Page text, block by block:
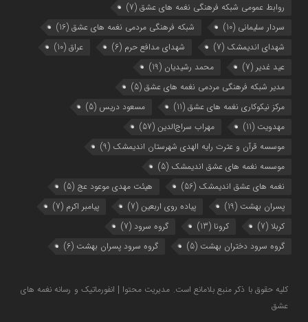
روابط عمومی شبکه فرهنگی نغمه های عشق (7)
سردار سلیمانی (10) شبکه فرهنگی مردمی نغمه های عشق (16)
شهدای اندیمشک (7) شهدای مدافع حرم (6) عراق (10)
عید غدیر (7) محمد رشیدیان (19)
مدیر شبکه فرهنگی مردمی نغمه های عشق (5)
مرکز نیکوکاری نغمه های عشق (11) مسعود دریس (5)
مهدویت (11) مهراب سراج‌الدین (57)
موسسه قرآن و عترت رایه الهدی شهرستان اندیمشک (9)
موسسه نغمه های عشق اندیمشک (5)
نغمه های عشق اندیمشک (56) هیئت مهدی موعود عج (5)
پسران بهشت (19) پیاده روی اربعین (7) پیامبر اکرم (7)
کربلا (7) کرونا (13) گروه سرود (7)
گروه سرود دختران بهشت (5) گروه سرود پسران بهشت (6)
کلیه حقوق با ذکر منبع بلامانع است. مدیریت محتوا | انفورماتیک و رسانه نغمه های
عشق